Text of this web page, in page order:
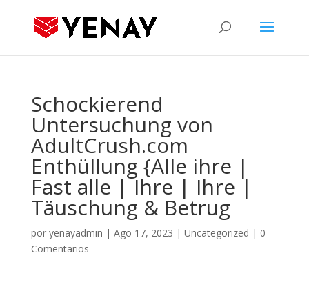
Schockierend
Untersuchung von
AdultCrush.com
Enthüllung {Alle ihre |
Fast alle | Ihre | Ihre |
Täuschung & Betrug
por yenayadmin | Ago 17, 2023 | Uncategorized | 0
Comentarios